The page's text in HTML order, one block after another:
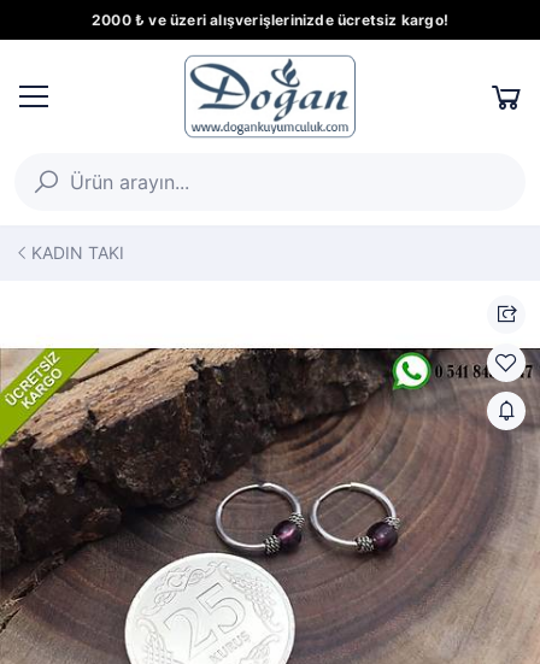
2000 ₺ ve üzeri alışverişlerinizde ücretsiz kargo!
KADIN TAKI